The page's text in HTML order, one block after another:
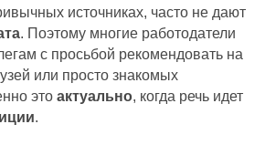
источниках, часто не дают
. Поэтому многие работодатели
с просьбой рекомендовать на
или просто знакомых
это актуально, когда речь идет
.